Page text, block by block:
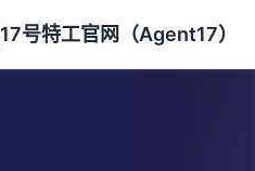
17号特工官网（Agent17）